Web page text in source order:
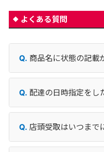
よくある質問
商品名に状態の記載
配達の日時指定をし
店頭受取はいつまで